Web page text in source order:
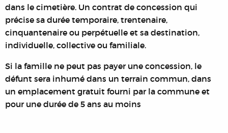
dans le cimetière. Un contrat de concession qui
précise sa durée temporaire, trentenaire,
cinquantenaire ou perpétuelle et sa destination,
individuelle, collective ou familiale.
Si la famille ne peut pas payer une concession, le
défunt sera inhumé dans un terrain commun, dans
un emplacement gratuit fourni par la commune et
pour une durée de 5 ans au moins